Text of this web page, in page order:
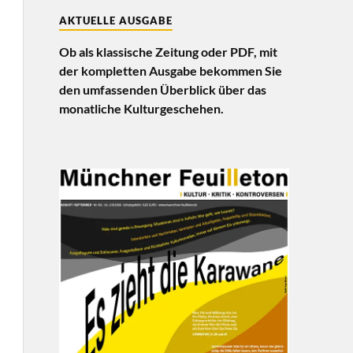
AKTUELLE AUSGABE
Ob als klassische Zeitung oder PDF, mit
der kompletten Ausgabe bekommen Sie
den umfassenden Überblick über das
monatliche Kulturgeschehen.